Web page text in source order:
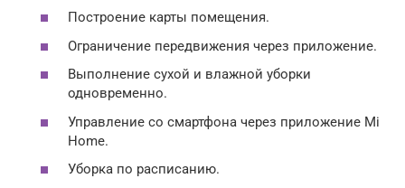
Построение карты помещения.
Ограничение передвижения через приложение.
Выполнение сухой и влажной уборки
одновременно.
Управление со смартфона через приложение Mi
Home.
Уборка по расписанию.